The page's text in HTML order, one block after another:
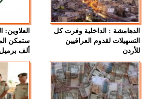
الدهامشة : الداخلية وفرت كل
التسهيلات لقدوم العراقيين
للأردن
العلاوين:
ألف